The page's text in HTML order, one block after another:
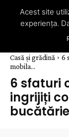
Casă și grădină
6
mobila...
6 sfaturi
ingrijiți
bucătărie
Acest site
experiența.